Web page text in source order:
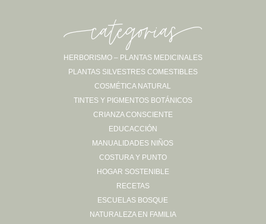
p
-categorias-
HERBORISMO – PLANTAS MEDICINALES
PLANTAS SILVESTRES COMESTIBLES
COSMÉTICA NATURAL
TINTES Y PIGMENTOS BOTÁNICOS
CRIANZA CONSCIENTE
EDUCACCIÓN
MANUALIDADES NIÑOS
COSTURA Y PUNTO
HOGAR SOSTENIBLE
RECETAS
ESCUELAS BOSQUE
NATURALEZA EN FAMILIA